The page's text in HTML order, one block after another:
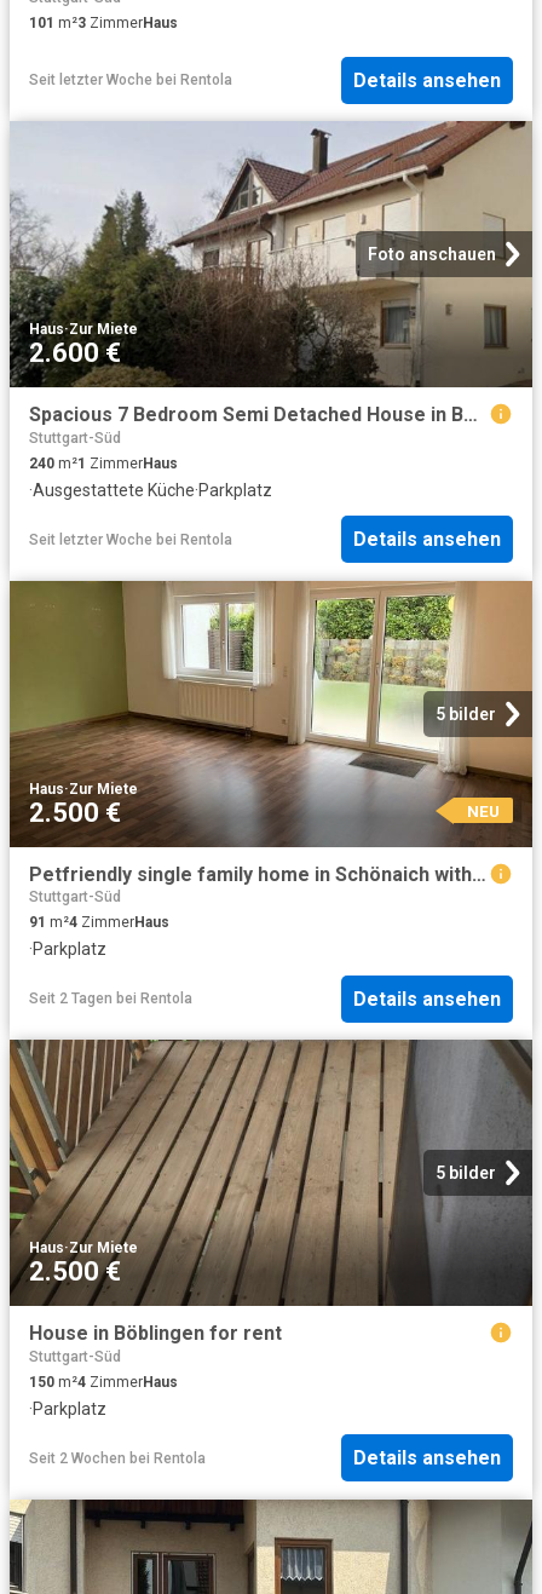
101 m²3 ZimmerHaus
Seit letzter Woche bei Rentola Details ansehen
Foto anschauen
Haus·Zur Miete
2.600 €
Spacious 7 Bedroom Semi Detached House in Böblingen Dagersheim
Stuttgart-Süd
240 m²1 ZimmerHaus
·Ausgestattete Küche·Parkplatz
Seit letzter Woche bei Rentola Details ansehen
5 bilder
Haus·Zur Miete
2.500 € NEU
Petfriendly single family home in Schönaich with garden
Stuttgart-Süd
91 m²4 ZimmerHaus
·Parkplatz
Seit 2 Tagen bei Rentola Details ansehen
5 bilder
Haus·Zur Miete
2.500 €
House in Böblingen for rent
Stuttgart-Süd
150 m²4 ZimmerHaus
·Parkplatz
Seit 2 Wochen bei Rentola Details ansehen